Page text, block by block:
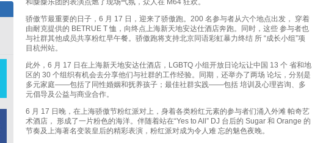
和麋麋乐团的表演点燃了现场气氛，众人在 M64 狂欢。
骄傲节最重要的日子，6 月 17 日，迎来了骄傲跑。200 名参与者从六个地点出发， 穿着
由耐克提供的 BETRUE T 恤，向终点上海新天地安达仕酒店奔跑。同时，这些 参与者也
与社群其他成员共享粉红早午餐。骄傲跑将支持北京同语彩虹暴力终结 所 “成长小组”项
目杭州站。
此外，6 月 17 日在上海新天地安达仕酒店，LGBTQ 小组开放日论坛让中国 13 个 省和地
区的 30 个组织有机会去分享他们与社群的工作经验。同期，还举办了两场 论坛，分别是
多元家庭——包括了同性婚姻和抚养孩子；最佳社群实践——包括 培训及心理咨询、多
元倡导及公益与商业合作。
6 月 17 日晚，在上海骄傲节粉红派对上，身着各类粉红元素的参与者们涌入外滩 帕奇艺
术酒店， 形成了一片粉色的海洋。伴随着站在“Yes to All” DJ 台后的 Sugar 和 Orange 的
节奏及上海著名变装皇后的精彩表演，粉红派对成为令人难 忘的魅色夜晚。